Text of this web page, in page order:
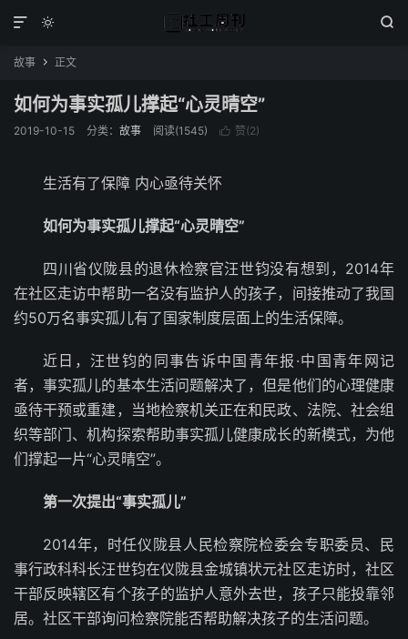
 

故事  正文
如何为事实孤儿撑起“心灵晴空”
2019-10-15 分类： 故事 阅读(1545)  赞(2)
生活有了保障 内心亟待关怀
如何为事实孤儿撑起“心灵晴空”
四川省仪陇县的退休检察官汪世钧没有想到，2014年
在社区走访中帮助一名没有监护人的孩子，间接推动了我国
约50万名事实孤儿有了国家制度层面上的生活保障。
近日，汪世钧的同事告诉中国青年报·中国青年网记
者，事实孤儿的基本生活问题解决了，但是他们的心理健康
亟待干预或重建，当地检察机关正在和民政、法院、社会组
织等部门、机构探索帮助事实孤儿健康成长的新模式，为他
们撑起一片“心灵晴空”。
第一次提出“事实孤儿”
2014年，时任仪陇县人民检察院检委会专职委员、民
事行政科科长汪世钧在仪陇县金城镇状元社区走访时，社区
干部反映辖区有个孩子的监护人意外去世，孩子只能投靠邻
居。社区干部询问检察院能否帮助解决孩子的生活问题。